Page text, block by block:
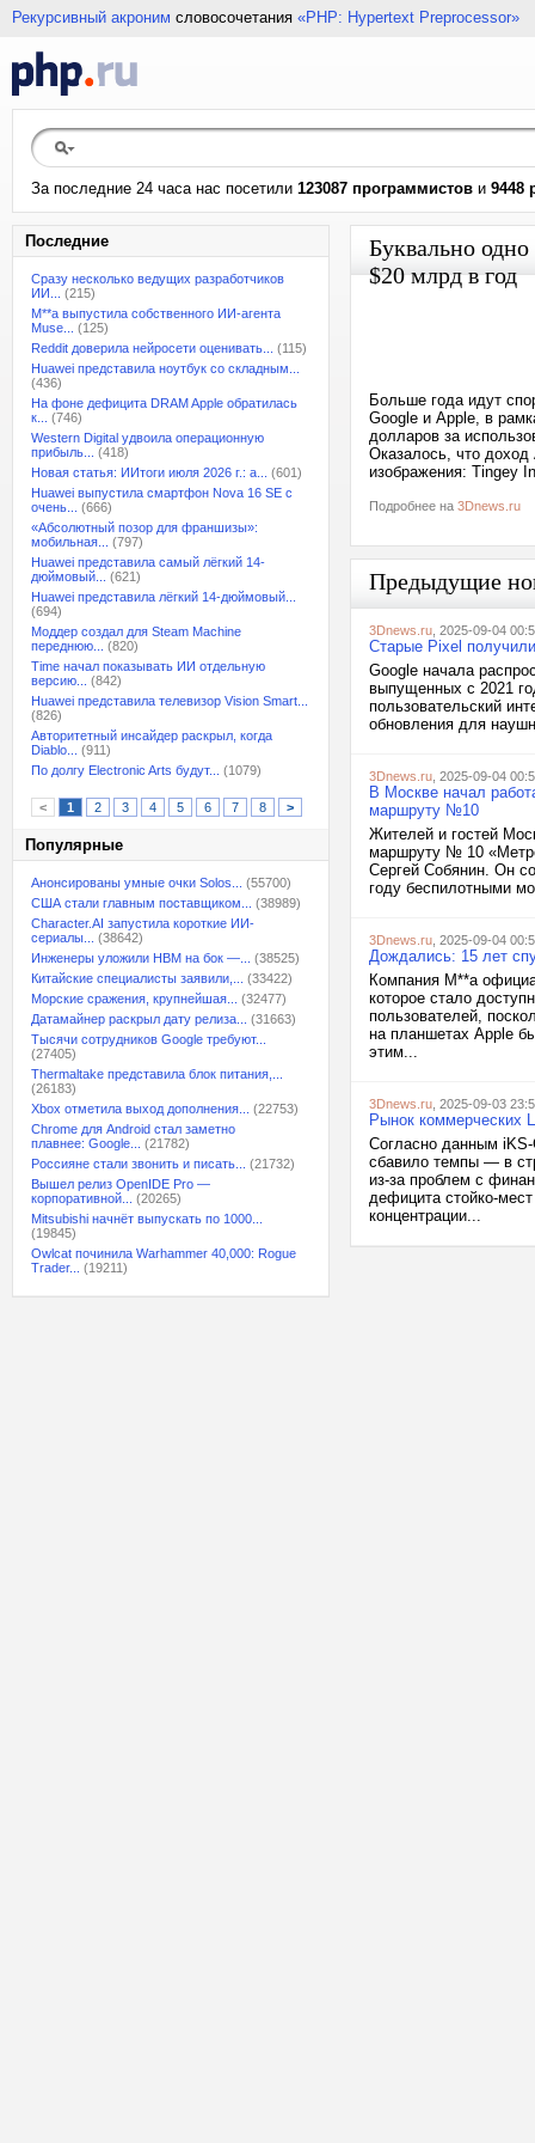
Рекурсивный акроним словосочетания «PHP: Hypertext Preprocessor»
За последние 24 часа нас посетили 123087 программистов и 9448
Последние
Сразу несколько ведущих разработчиков
ИИ...
(215)
M**a выпустила собственного ИИ-агента
Muse...
(125)
Reddit доверила нейросети оценивать...
(115)
Huawei представила ноутбук со складным...
(436)
На фоне дефицита DRAM Apple обратилась
к...
(746)
Western Digital удвоила операционную
прибыль...
(418)
Новая статья: ИИтоги июля 2026 г.: а...
(601)
Huawei выпустила смартфон Nova 16 SE с
очень...
(666)
«Абсолютный позор для франшизы»:
мобильная...
(797)
Huawei представила самый лёгкий 14-
дюймовый...
(621)
Huawei представила лёгкий 14-дюймовый...
(694)
Моддер создал для Steam Machine
переднюю...
(820)
Time начал показывать ИИ отдельную
версию...
(842)
Huawei представила телевизор Vision Smart...
(826)
Авторитетный инсайдер раскрыл, когда
Diablo...
(911)
По долгу Electronic Arts будут...
(1079)
< 1 2 3 4 5 6 7 8 >
Популярные
Анонсированы умные очки Solos...
(55700)
США стали главным поставщиком...
(38989)
Character.AI запустила короткие ИИ-
сериалы...
(38642)
Инженеры уложили HBM на бок —...
(38525)
Китайские специалисты заявили,...
(33422)
Морские сражения, крупнейшая...
(32477)
Датамайнер раскрыл дату релиза...
(31663)
Тысячи сотрудников Google требуют...
(27405)
Thermaltake представила блок питания,...
(26183)
Xbox отметила выход дополнения...
(22753)
Chrome для Android стал заметно
плавнее: Google...
(21782)
Россияне стали звонить и писать...
(21732)
Вышел релиз OpenIDE Pro —
корпоративной...
(20265)
Mitsubishi начнёт выпускать по 1000...
(19845)
Owlcat починила Warhammer 40,000: Rogue
Trader...
(19211)
Буквально
$20 млрд в год
Больше года идут
Google и Apple, в
долларов за
Оказалось, что доход
изображения: Tingey
Подробнее на 3Dnews.ru
Предыдущие
3Dnews.ru , 2025-09-04
Старые Pixel
Google начала
выпущенных с 2021
пользовательский
обновления для
3Dnews.ru , 2025-09-04
В Москве начал
маршруту №10
Жителей и гостей
маршруту № 10
Сергей Собянин. Он
году беспилотными
3Dnews.ru , 2025-09-04
Дождались: 15 лет
Компания M**a
которое стало
пользователей,
на планшетах Apple
этим...
3Dnews.ru , 2025-09-03
Рынок коммерческих
Согласно данным iKS-
сбавило темпы — в
из-за проблем с
дефицита стойко-
концентрации...